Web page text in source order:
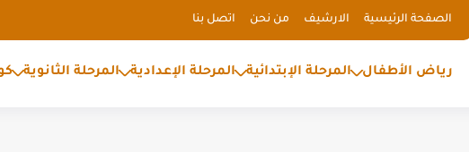
الصفحة الرئيسية الارشيف من نحن اتصل بنا
رياض الأطفال المرحلة الإبتدائية المرحلة الإعدادية المرحلة الثانوية